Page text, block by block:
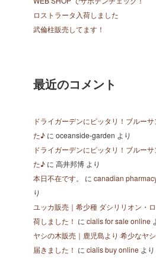
ロストラータ入荷しました
武倫柱販売してます！
最近のコメント
ドライガーデンにピッタリ！ブルー
た♪ に oceanside-garden より
ドライガーデンにピッタリ！ブルー
た♪ に 高井邦博 より
本日不在です。
に canadian
り
ユッカ販売｜希少種 ダシリリオン・
荷しました！ に cialis for sale online
ヤシの木販売｜鹿児島より 希少なヤ
届きました！ に cialis buy online より